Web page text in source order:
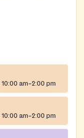
10:00 am–2:00 pm
10:00 am–2:00 pm